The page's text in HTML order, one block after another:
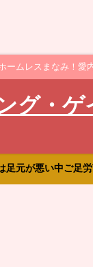
ムレスまなみ！愛
グ・ゲ
元が悪い中ご足労